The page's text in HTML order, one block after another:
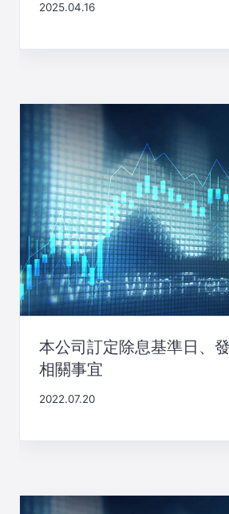
2025.04.16
本公司訂定除息基準日、
相關事宜
2022.07.20